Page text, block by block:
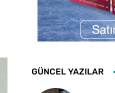
GÜNCEL YAZILAR